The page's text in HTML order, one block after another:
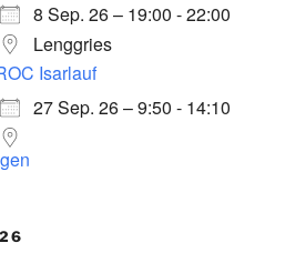
8 Sep. 26 – 19:00 - 22:00
Lenggries
Isarlauf
27 Sep. 26 – 9:50 - 14:10